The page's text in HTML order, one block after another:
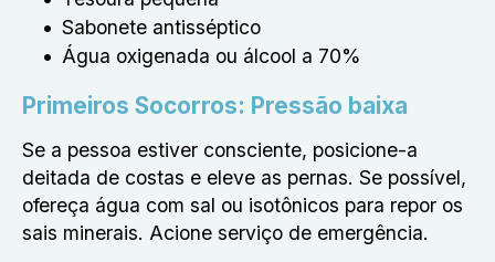
Sabonete antisséptico
Água oxigenada ou álcool a 70%
Primeiros Socorros: Pressão baixa
Se a pessoa estiver consciente, posicione-a
deitada de costas e eleve as pernas. Se possível,
ofereça água com sal ou isotônicos para repor os
sais minerais. Acione serviço de emergência.